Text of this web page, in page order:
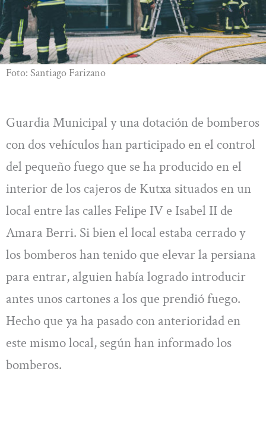
Foto: Santiago Farizano
Guardia Municipal y una dotación de bomberos
con dos vehículos han participado en el control
del pequeño fuego que se ha producido en el
interior de los cajeros de Kutxa situados en un
local entre las calles Felipe IV e Isabel II de
Amara Berri. Si bien el local estaba cerrado y
los bomberos han tenido que elevar la persiana
para entrar, alguien había logrado introducir
antes unos cartones a los que prendió fuego.
Hecho que ya ha pasado con anterioridad en
este mismo local, según han informado los
bomberos.